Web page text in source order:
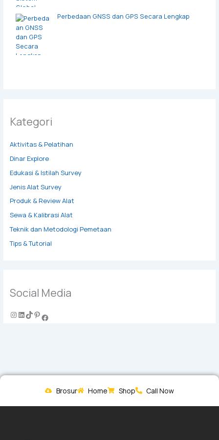
Perbedaan GNSS dan GPS Secara Lengkap
Kategori
Aktivitas & Pelatihan
Dinar Explore
Edukasi & Istilah Survey
Jenis Alat Survey
Produk & Review Alat
Sewa & Kalibrasi Alat
Teknik dan Metodologi Pemetaan
Tips & Tutorial
Social Media
Brosur Home Shop Call Now